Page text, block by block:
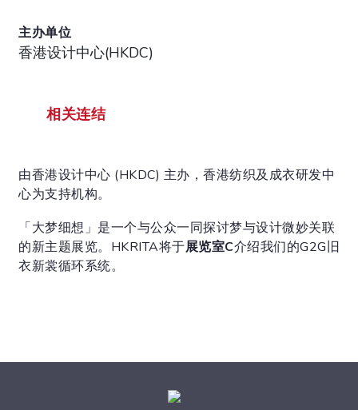
主办单位
香港设计中心(HKDC)
相关连结
由香港设计中心 (HKDC) 主办，香港纺织及成衣研发中
心为支持机构。
「大梦细想」是一个与公众一同探讨梦与设计微妙关联
的新主题展览。HKRITA将于展览室C介绍我们的G2G旧
衣新裳循环系统。